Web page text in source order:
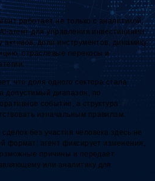
работает не только с аналитикой,
агент для управления инвестициями
активов, доли инструментов, динамику
отраслевые перекосы и
что доля одного сектора стала
допустимый диапазон, по
событие, а структура
изначальным правилам.
без участия человека здесь не
формат: агент фиксирует изменения,
причины и передаёт
или аналитику для